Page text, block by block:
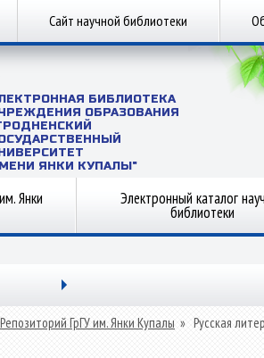
Сайт научной библиотеки
БИБЛИОТЕКА
ОБРАЗОВАНИЯ
ЯНКИ КУПАЛЫ"
Янки Электронный каталог
библиотеки
Репозиторий ГрГУ им. Янки Купалы » Русская